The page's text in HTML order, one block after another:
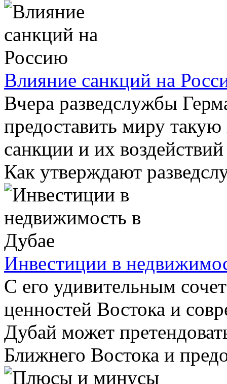
Влияние санкций на
Вчера разведслужбы
предоставить миру
санкции и их
Как утверждают
Инвестиции в
С его удивительным
ценностей Востока и
Дубай может
Ближнего Востока и